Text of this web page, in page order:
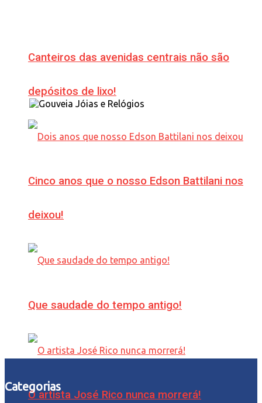
Canteiros das avenidas centrais não são
depósitos de lixo!
Cinco anos que o nosso Edson Battilani nos
deixou!
Que saudade do tempo antigo!
O artista José Rico nunca morrerá!
Categorias